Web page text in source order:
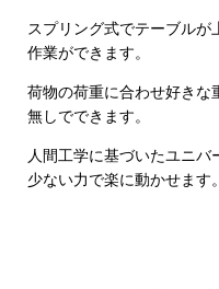
スプリング式でテーブル
作業ができます。
荷物の荷重に合わせ好きな
無しでできます。
人間工学に基づいたユニバ
少ない力で楽に動かせます。